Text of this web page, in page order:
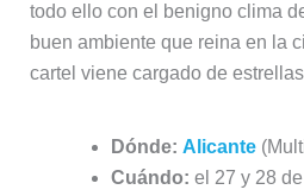
todo ello con el benigno clima
buen ambiente que reina en la
cartel viene cargado de
Dónde: Alicante
Cuándo: el 27 y 28